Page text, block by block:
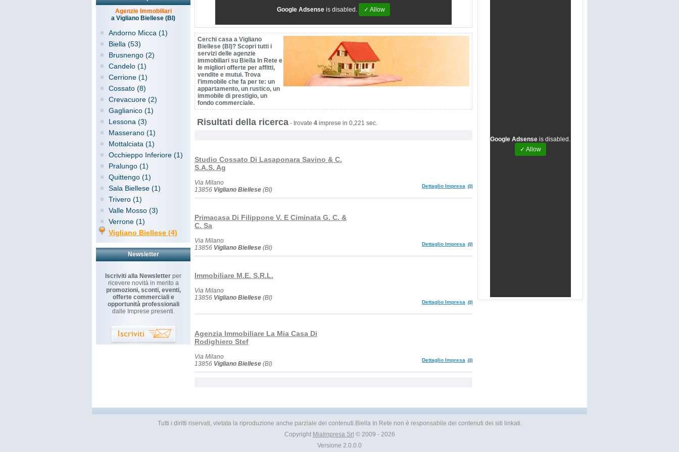
Agenzie Immobiliari
a Vigliano Biellese (BI)
Andorno Micca (1)
Biella (53)
Brusnengo (2)
Candelo (1)
Cerrione (1)
Cossato (8)
Crevacuore (2)
Gaglianico (1)
Lessona (3)
Masserano (1)
Mottalciata (1)
Occhieppo Inferiore (1)
Pralungo (1)
Quittengo (1)
Sala Biellese (1)
Trivero (1)
Valle Mosso (3)
Verrone (1)
Vigliano Biellese (4)
Newsletter
Iscriviti alla Newsletter per
ricevere novità in merito a
promozioni, sconti, eventi,
offerte commerciali e
opportunità professionali
dalle Imprese presenti.
Google Adsense is disabled. ✓ Allow
Cerchi casa a Vigliano
Biellese (BI)? Scopri tutti i
servizi delle agenzie
immobiliari su Biella In Rete e
le migliori offerte per affitti,
vendite e mutui. Trova
l’immobile che fa per te: un
appartamento, un rustico, un
immobile di prestigio, un
fondo commerciale.
Risultati della ricerca - trovate 4 imprese in 0,221 sec.
Studio Cossato Di Lasaponara Savino & C.
S.A.S. Ag
Via Milano
13856 Vigliano Biellese (BI)
Dettaglio Impresa
Primacasa Di Filippone V. E Ciminata G. C. &
C. Sa
Via Milano
13856 Vigliano Biellese (BI)
Dettaglio Impresa
Immobiliare M.E. S.R.L.
Via Milano
13856 Vigliano Biellese (BI)
Dettaglio Impresa
Agenzia Immobiliare La Mia Casa Di
Rodighiero Stef
Via Milano
13856 Vigliano Biellese (BI)
Dettaglio Impresa
Google Adsense is disabled.
✓ Allow
Tutti i diritti riservati, vietata la riproduzione anche parziale dei contenuti.Biella In Rete non è responsabile dei contenuti dei siti linkati.
Copyright MiaImpresa Srl © 2009 - 2026
Versione 2.0.0.0